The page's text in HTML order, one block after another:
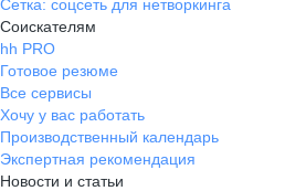
Сетка: соцсеть для нетворкинга
Соискателям
hh PRO
Готовое резюме
Все сервисы
Хочу у вас работать
Производственный календарь
Экспертная рекомендация
Новости и статьи